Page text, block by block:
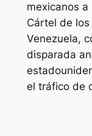
mexicanos
Cártel de
Venezuela,
disparada
el tráfico de